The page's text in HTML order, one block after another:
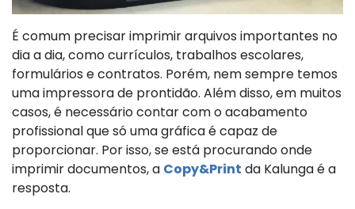
É comum precisar imprimir arquivos importantes no
dia a dia, como currículos, trabalhos escolares,
formulários e contratos. Porém, nem sempre temos
uma impressora de prontidão. Além disso, em muitos
casos, é necessário contar com o acabamento
profissional que só uma gráfica é capaz de
proporcionar. Por isso, se está procurando onde
imprimir documentos, a Copy&Print da Kalunga é a
resposta.